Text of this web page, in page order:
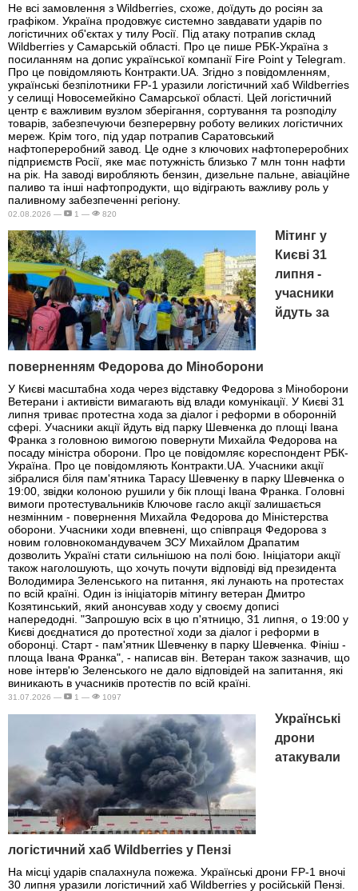
Не всі замовлення з Wildberries, схоже, доїдуть до росіян за
графіком. Україна продовжує системно завдавати ударів по
логістичних об'єктах у тилу Росії. Під атаку потрапив склад
Wildberries у Самарській області. Про це пише РБК-Україна з
посиланням на допис української компанії Fire Point у Telegram.
Про це повідомляють Контракти.UA. Згідно з повідомленням,
українські безпілотники FP-1 уразили логістичний хаб Wildberries
у селищі Новосемейкіно Самарської області. Цей логістичний
центр є важливим вузлом зберігання, сортування та розподілу
товарів, забезпечуючи безперервну роботу великих логістичних
мереж. Крім того, під удар потрапив Саратовський
нафтопереробний завод. Це одне з ключових нафтопереробних
підприємств Росії, яке має потужність близько 7 млн тонн нафти
на рік. На заводі виробляють бензин, дизельне пальне, авіаційне
паливо та інші нафтопродукти, що відіграють важливу роль у
паливному забезпеченні регіону.
02.08.2026 — 1 — 820
Мітинг у
Києві 31
липня -
учасники
йдуть за
поверненням Федорова до Міноборони
У Києві масштабна хода через відставку Федорова з Міноборони
Ветерани і активісти вимагають від влади комунікації. У Києві 31
липня триває протестна хода за діалог і реформи в оборонній
сфері. Учасники акції йдуть від парку Шевченка до площі Івана
Франка з головною вимогою повернути Михайла Федорова на
посаду міністра оборони. Про це повідомляє кореспондент РБК-
Україна. Про це повідомляють Контракти.UA. Учасники акції
зібралися біля пам'ятника Тарасу Шевченку в парку Шевченка о
19:00, звідки колоною рушили у бік площі Івана Франка. Головні
вимоги протестувальників Ключове гасло акції залишається
незмінним - повернення Михайла Федорова до Міністерства
оборони. Учасники ходи впевнені, що співпраця Федорова з
новим головнокомандувачем ЗСУ Михайлом Драпатим
дозволить Україні стати сильнішою на полі бою. Ініціатори акції
також наголошують, що хочуть почути відповіді від президента
Володимира Зеленського на питання, які лунають на протестах
по всій країні. Один із ініціаторів мітингу ветеран Дмитро
Козятинський, який анонсував ходу у своєму дописі
напередодні. "Запрошую всіх в цю п'ятницю, 31 липня, о 19:00 у
Києві доєднатися до протестної ходи за діалог і реформи в
оборонці. Старт - пам'ятник Шевченку в парку Шевченка. Фініш -
площа Івана Франка", - написав він. Ветеран також зазначив, що
нове інтерв'ю Зеленського не дало відповідей на запитання, які
виникають в учасників протестів по всій країні.
31.07.2026 — 1 — 1097
Українські
дрони
атакували
логістичний хаб Wildberries у Пензі
На місці ударів спалахнула пожежа. Українські дрони FP-1 вночі
30 липня уразили логістичний хаб Wildberries у російській Пензі.